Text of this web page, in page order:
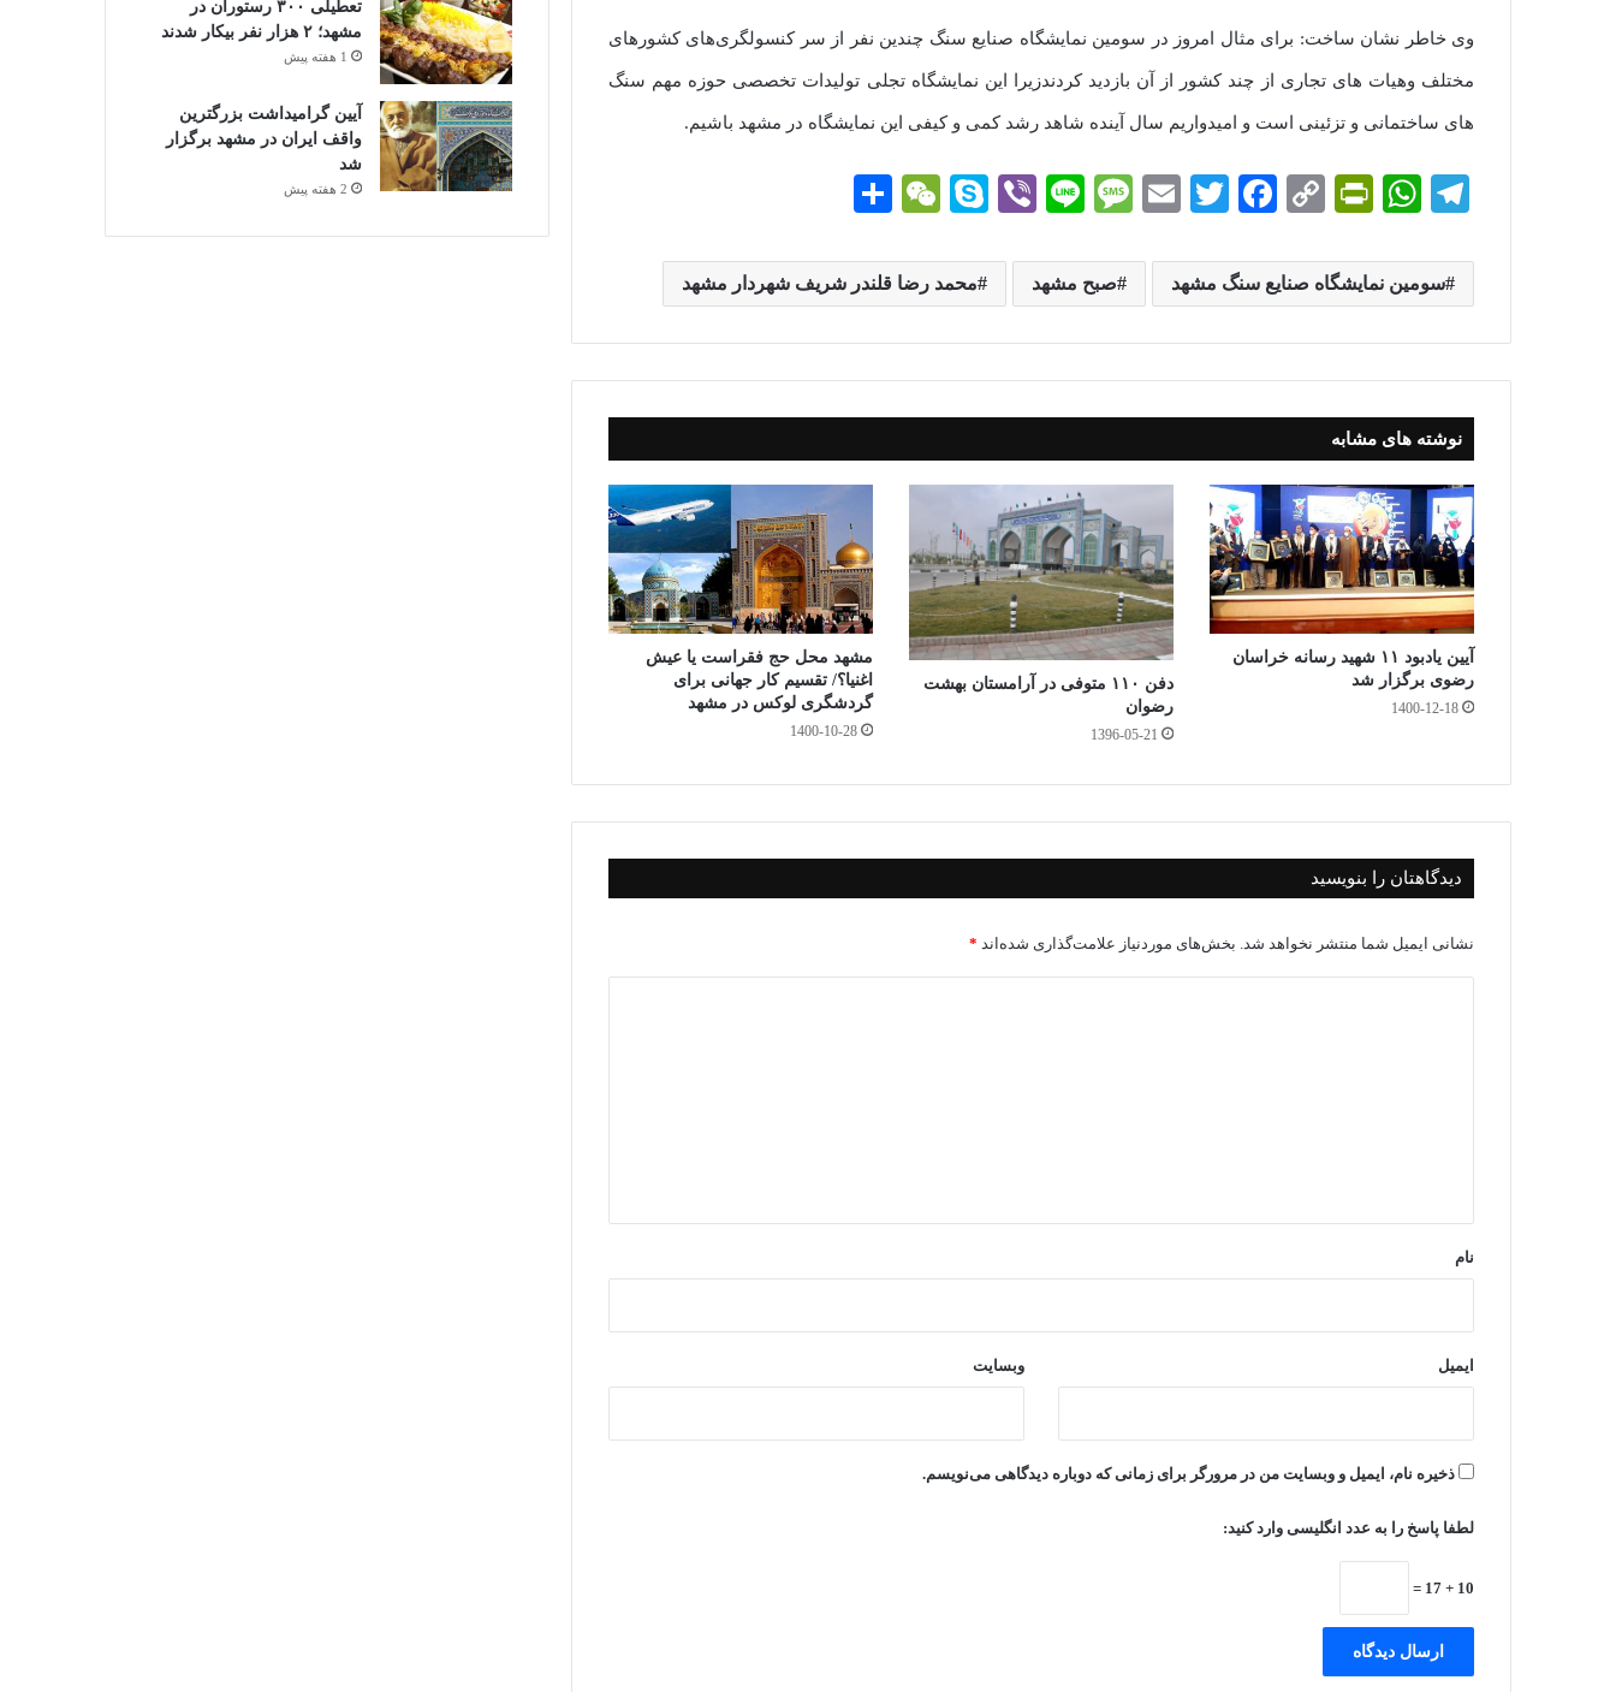
وی خاطر نشان ساخت: برای مثال امروز در سومین نمایشگاه صنایع سنگ چندین نفر از سر کنسولگری‌های کشورهای
مختلف وهیات های تجاری از چند کشور از آن بازدید کردندزیرا این نمایشگاه تجلی تولیدات تخصصی حوزه مهم سنگ
های ساختمانی و تزئینی است و امیدواریم سال آینده شاهد رشد کمی و کیفی این نمایشگاه در مشهد باشیم.
Te
gr
a
m
W
ts
A
pp
Pr
tF
ri
en
dl
y
C
y
Li
nk
Fa
bo
ok
T
tte
r
E
ail
M
sa
ge
Li
Vi
r
S
pe
W
C
ha
t
تر
ا
ک
گذ
ار
ی
سومین نمایشگاه صنایع سنگ مشهد صبح مشهد محمد رضا قلندر شریف شهردار مشهد
نوشته های مشابه
آیین یادبود ۱۱ شهید رسانه خراسان
رضوی برگزار شد
1400-12-18
دفن ۱۱۰ متوفی در آرامستان بهشت
رضوان
1396-05-21
مشهد محل حج فقراست یا عیش
اغنیا؟/ تقسیم کار جهانی برای
گردشگری لوکس در مشهد
1400-10-28
دیدگاهتان را بنویسید
نشانی ایمیل شما منتشر نخواهد شد. بخش‌های موردنیاز علامت‌گذاری شده‌اند *
نام
ایمیل وبسایت
ذخیره نام، ایمیل و وبسایت من در مرورگر برای زمانی که دوباره دیدگاهی می‌نویسم.
لطفا پاسخ را به عدد انگلیسی وارد کنید:
10 + 17 =
تعطیلی ۳۰۰ رستوران در
مشهد؛ ۲ هزار نفر بیکار شدند
1 هفته پیش
آیین گرامیداشت بزرگترین
واقف ایران در مشهد برگزار
شد
2 هفته پیش